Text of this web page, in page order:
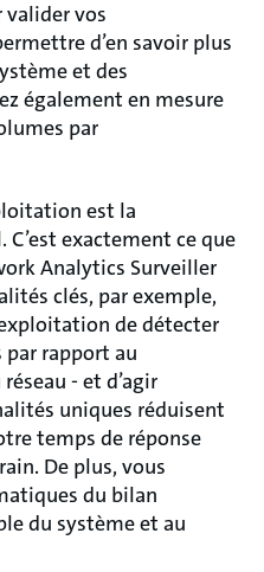
valider vos
d’en savoir plus
et des
également en mesure
par
est la
exactement ce que
Analytics Surveiller
clés, par exemple,
de détecter
rapport au
- et d’agir
uniques réduisent
temps de réponse
De plus, vous
du bilan
du système et au